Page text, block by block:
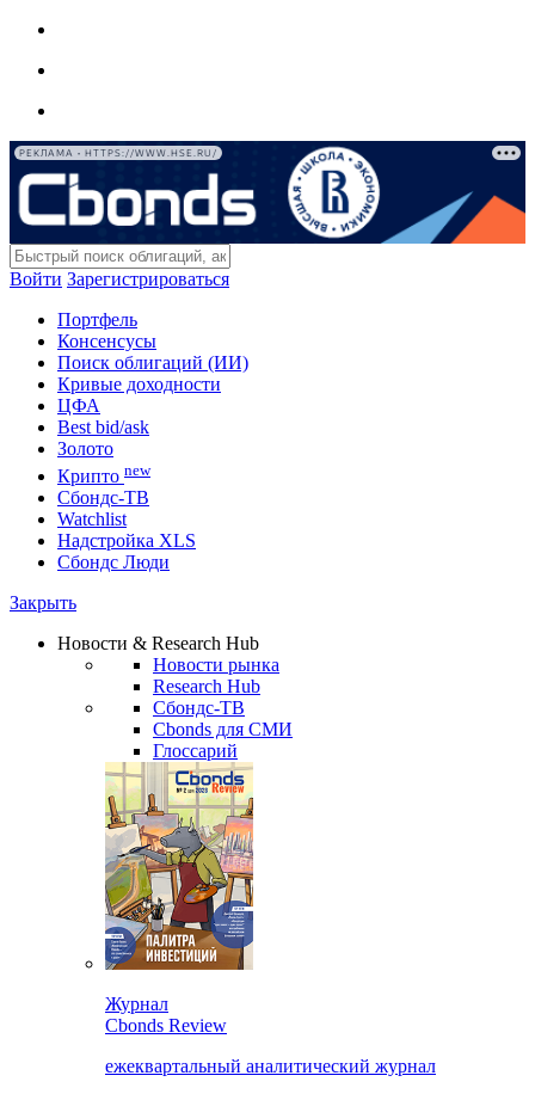
РЕКЛАМА • HTTPS://WWW.HSE.RU/
Войти Зарегистрироваться
Портфель
Консенсусы
Поиск облигаций (ИИ)
Кривые доходности
ЦФА
Best bid/ask
Золото
Крипто new
Сбондс-ТВ
Watchlist
Надстройка XLS
Сбондс Люди
Закрыть
Новости & Research Hub
Новости рынка
Research Hub
Сбондс-ТВ
Cbonds для СМИ
Глоссарий
Журнал
Cbonds Review
ежеквартальный аналитический журнал